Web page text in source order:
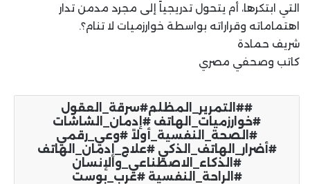
التي ابتكرها، أم يتحول تدريجياً إلى مجرد مدمن تدار
اهتماماته وقراراته بواسطة خوارزميات لا تنام؟.
شريف حمادة
كاتب وصحفي مصري
#التمرير_المظلم#سرقة_العقول
#خوارزميات_الهاتف #إدمان_الشاشات
#الصحة_النفسية_أولاً #وعي_رقمي
#أضرار_الهاتف_الذكي #علاج_إدمان_الهاتف
#الذكاء_الاصطناعي_والإنسان
#الراحة_النفسية #عرب_بوست